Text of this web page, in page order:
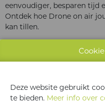
eenvoudiger, besparen tijd
Ontdek hoe Drone on air
kan tillen.
Onze operaties verlopen
Didier Clarisse
Deze website gebruikt
te bieden. Meer info over